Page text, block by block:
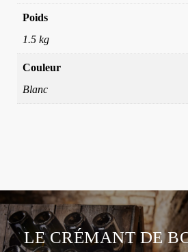
Poids
1.5 kg
Couleur
Blanc
LE CRÉMANT DE